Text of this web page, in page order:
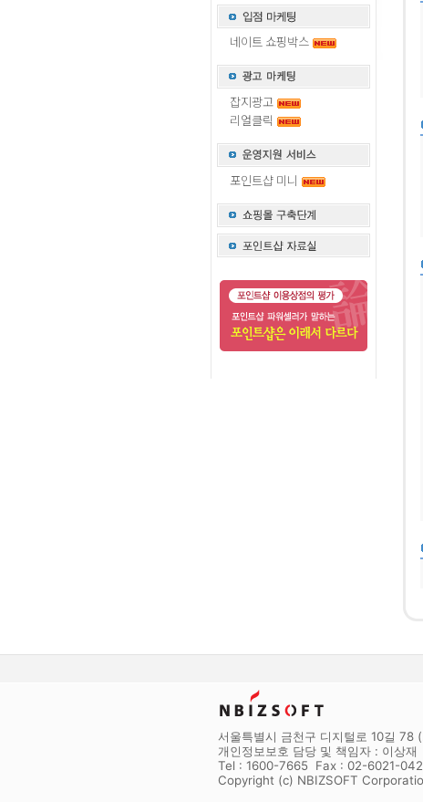
네이트 쇼핑박스
잡지광고
리얼클릭
포인트샵 미니
서울특별시 금천구 디지털로 10길 78
개인정보보호 담당 및 책임자 : 이상
Tel : 1600-7665 Fax : 02-6021-
Copyright (c) NBIZSOFT